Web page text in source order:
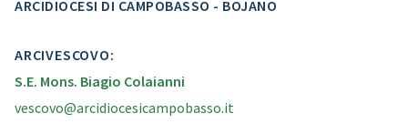
ARCIDIOCESI DI CAMPOBASSO - BOJANO
ARCIVESCOVO:
S.E. Mons. Biagio Colaianni
vescovo@arcidiocesicampobasso.it